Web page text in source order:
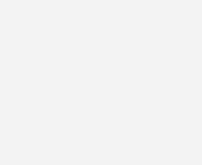
Martin Ott, Dachdeckermeister bei
Multitalent. Über seinen Spiderman, eine
Blech, berichtete BAUMETALL in Ausgabe
& Fassaden, Waghäusel